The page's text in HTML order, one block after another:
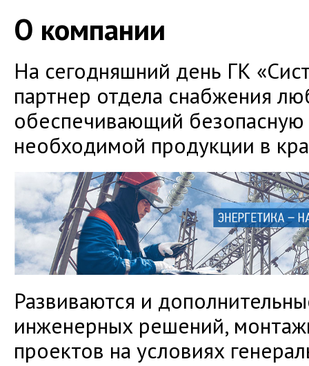
О компании
На сегодняшний день ГК
партнер отдела снабжения
обеспечивающий безопасную
необходимой продукции в
Развиваются и
инженерных решений,
проектов на условиях